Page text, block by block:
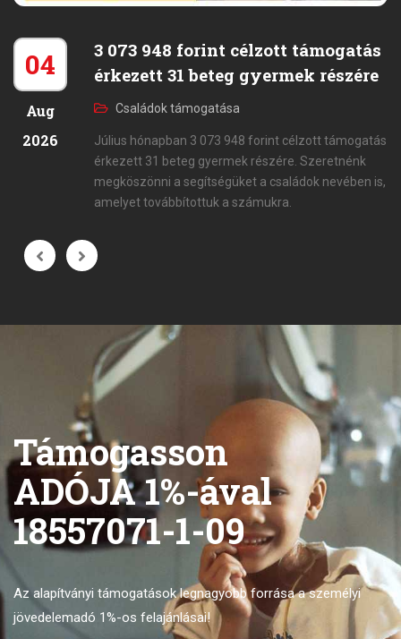
04
Aug
2026
3 073 948 forint célzott támogatás
érkezett 31 beteg gyermek részére
Családok támogatása
Július hónapban 3 073 948 forint célzott támogatás
érkezett 31 beteg gyermek részére. Szeretnénk
megköszönni a segítségüket a családok nevében is,
amelyet továbbítottuk a számukra.
Támogasson
ADÓJA 1%-ával
18557071-1-09
Az alapítványi támogatások legnagyobb forrásaa személyi
jövedelemadó 1%-os felajánlásai!